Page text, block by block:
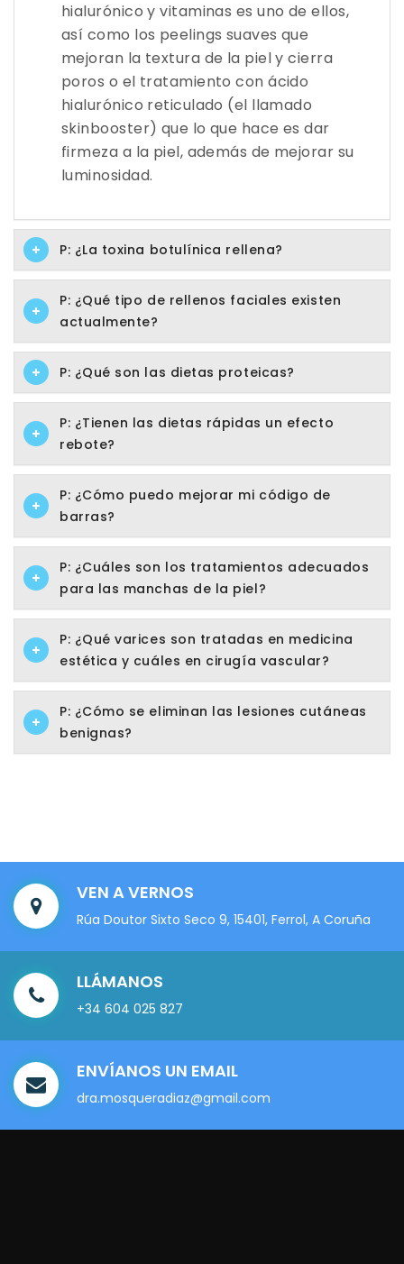
hialurónico y vitaminas es uno de ellos,
así como los peelings suaves que
mejoran la textura de la piel y cierra
poros o el tratamiento con ácido
hialurónico reticulado (el llamado
skinbooster) que lo que hace es dar
firmeza a la piel, además de mejorar su
luminosidad.
P: ¿La toxina botulínica rellena?
P: ¿Qué tipo de rellenos faciales existen
actualmente?
P: ¿Qué son las dietas proteicas?
P: ¿Tienen las dietas rápidas un efecto
rebote?
P: ¿Cómo puedo mejorar mi código de
barras?
P: ¿Cuáles son los tratamientos adecuados
para las manchas de la piel?
P: ¿Qué varices son tratadas en medicina
estética y cuáles en cirugía vascular?
P: ¿Cómo se eliminan las lesiones cutáneas
benignas?
VEN A VERNOS
Rúa Doutor Sixto Seco 9, 15401, Ferrol, A Coruña
LLÁMANOS
+34 604 025 827
ENVÍANOS UN EMAIL
dra.mosqueradiaz@gmail.com